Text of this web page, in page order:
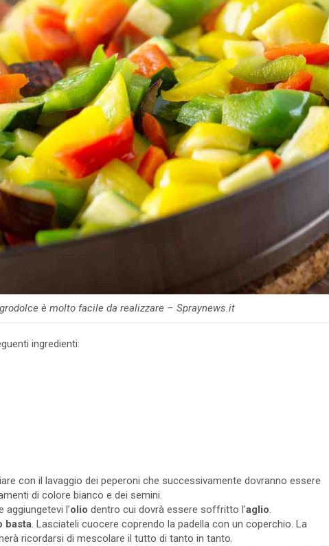
è molto facile da realizzare – Spraynews.it
ingredienti:
con il lavaggio dei peperoni che successivamente dovranno essere
di colore bianco e dei semini.
l’olio dentro cui dovrà essere soffritto l’aglio.
basta. Lasciateli cuocere coprendo la padella con un coperchio. La
ricordarsi di mescolare il tutto di tanto in tanto.